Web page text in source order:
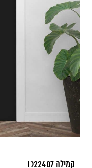
קמילה D22407